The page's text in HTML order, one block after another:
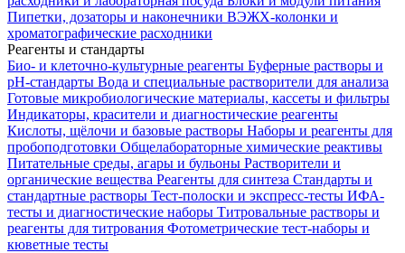
Пипетки, дозаторы и наконечники ВЭЖХ-колонки и
хроматографические расходники
Реагенты и стандарты
Био- и клеточно-культурные реагенты Буферные растворы и
pH-стандарты Вода и специальные растворители для анализа
Готовые микробиологические материалы, кассеты и фильтры
Индикаторы, красители и диагностические реагенты
Кислоты, щёлочи и базовые растворы Наборы и реагенты для
пробоподготовки Общелабораторные химические реактивы
Питательные среды, агары и бульоны Растворители и
органические вещества Реагенты для синтеза Стандарты и
стандартные растворы Тест-полоски и экспресс-тесты ИФА-
тесты и диагностические наборы Титровальные растворы и
реагенты для титрования Фотометрические тест-наборы и
кюветные тесты